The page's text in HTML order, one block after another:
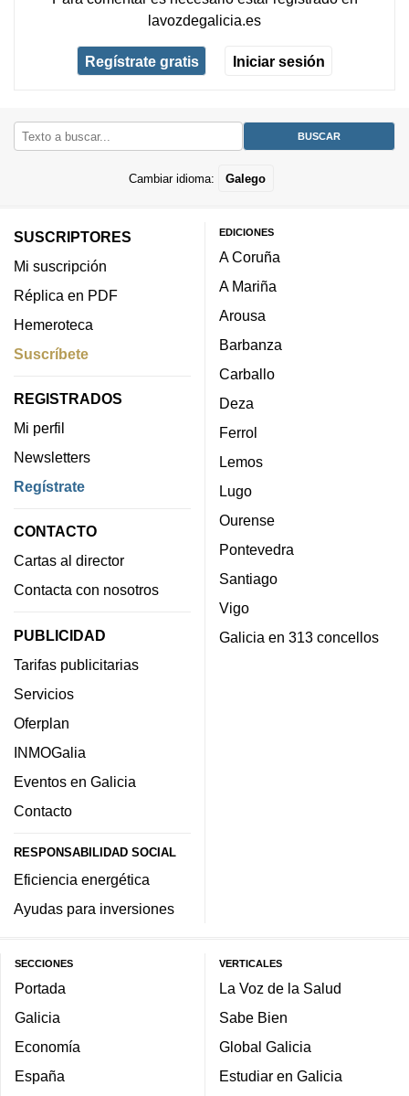
lavozdegalicia.es
Regístrate gratis Iniciar sesión
Cambiar idioma: Galego
SUSCRIPTORES
Mi suscripción
Réplica en PDF
Hemeroteca
Suscríbete
REGISTRADOS
Mi perfil
Newsletters
Regístrate
CONTACTO
Cartas al director
Contacta con nosotros
PUBLICIDAD
Tarifas publicitarias
Servicios
Oferplan
INMOGalia
Eventos en Galicia
Contacto
RESPONSABILIDAD SOCIAL
Eficiencia energética
Ayudas para inversiones
EDICIONES
A Coruña
A Mariña
Arousa
Barbanza
Carballo
Deza
Ferrol
Lemos
Lugo
Ourense
Pontevedra
Santiago
Vigo
Galicia en 313 concellos
SECCIONES
Portada
Galicia
Economía
España
VERTICALES
La Voz de la Salud
Sabe Bien
Global Galicia
Estudiar en Galicia